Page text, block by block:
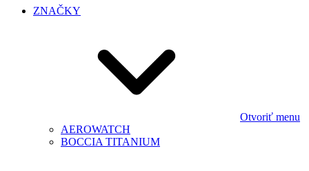
ZNAČKY
Otvoriť menu
AEROWATCH
BOCCIA TITANIUM